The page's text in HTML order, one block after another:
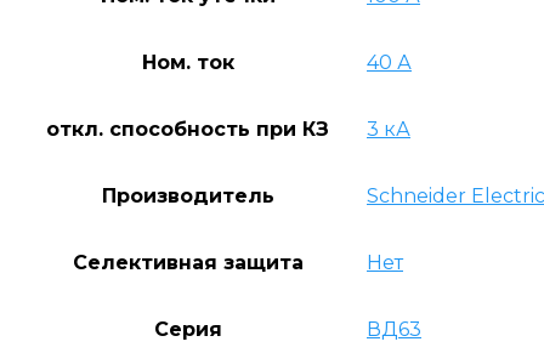
Ном. ток 40 А
откл. способность при КЗ 3 кА
Производитель Schneider Electric
Селективная защита Нет
Серия ВД63